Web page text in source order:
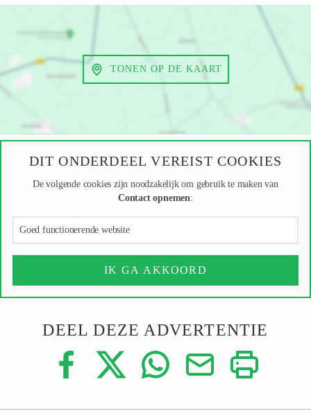
TONEN OP DE KAART
DIT ONDERDEEL VEREIST COOKIES
De volgende cookies zijn noodzakelijk om gebruik te maken van
Contact opnemen:
Goed functionerende website
IK GA AKKOORD
DEEL DEZE ADVERTENTIE